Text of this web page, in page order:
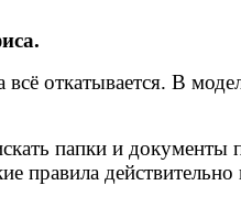
откатывается. В
папки и документы
правила